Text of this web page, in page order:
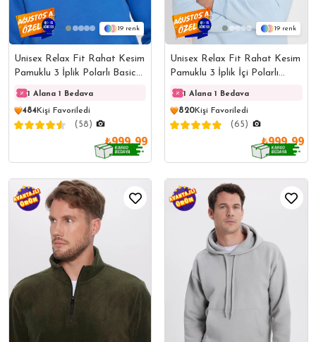
19
Unisex Relax Fit Rahat Kesim
Pamuklu 3 İplik Polarlı Basic
Saks Mavi Bisiklet Yaka
Sweatshirt
1 Alana 1 Bedava 1 Alana 1 Bedava
484Kişi Favoriledi
(58)
₺999,99
19
Unisex Relax Fit Rahat Kesim
Pamuklu 3 İplik İçi Polarlı
Basic Mavi Bisiklet Yaka
Sweatshirt
1 Alana 1 Bedava
820Kişi Favoriledi
(65)
₺999,99